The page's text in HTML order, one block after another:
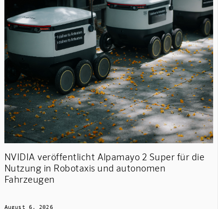
NVIDIA veröffentlicht Alpamayo 2 Super für die
Nutzung in Robotaxis und autonomen
Fahrzeugen
August 6, 2026